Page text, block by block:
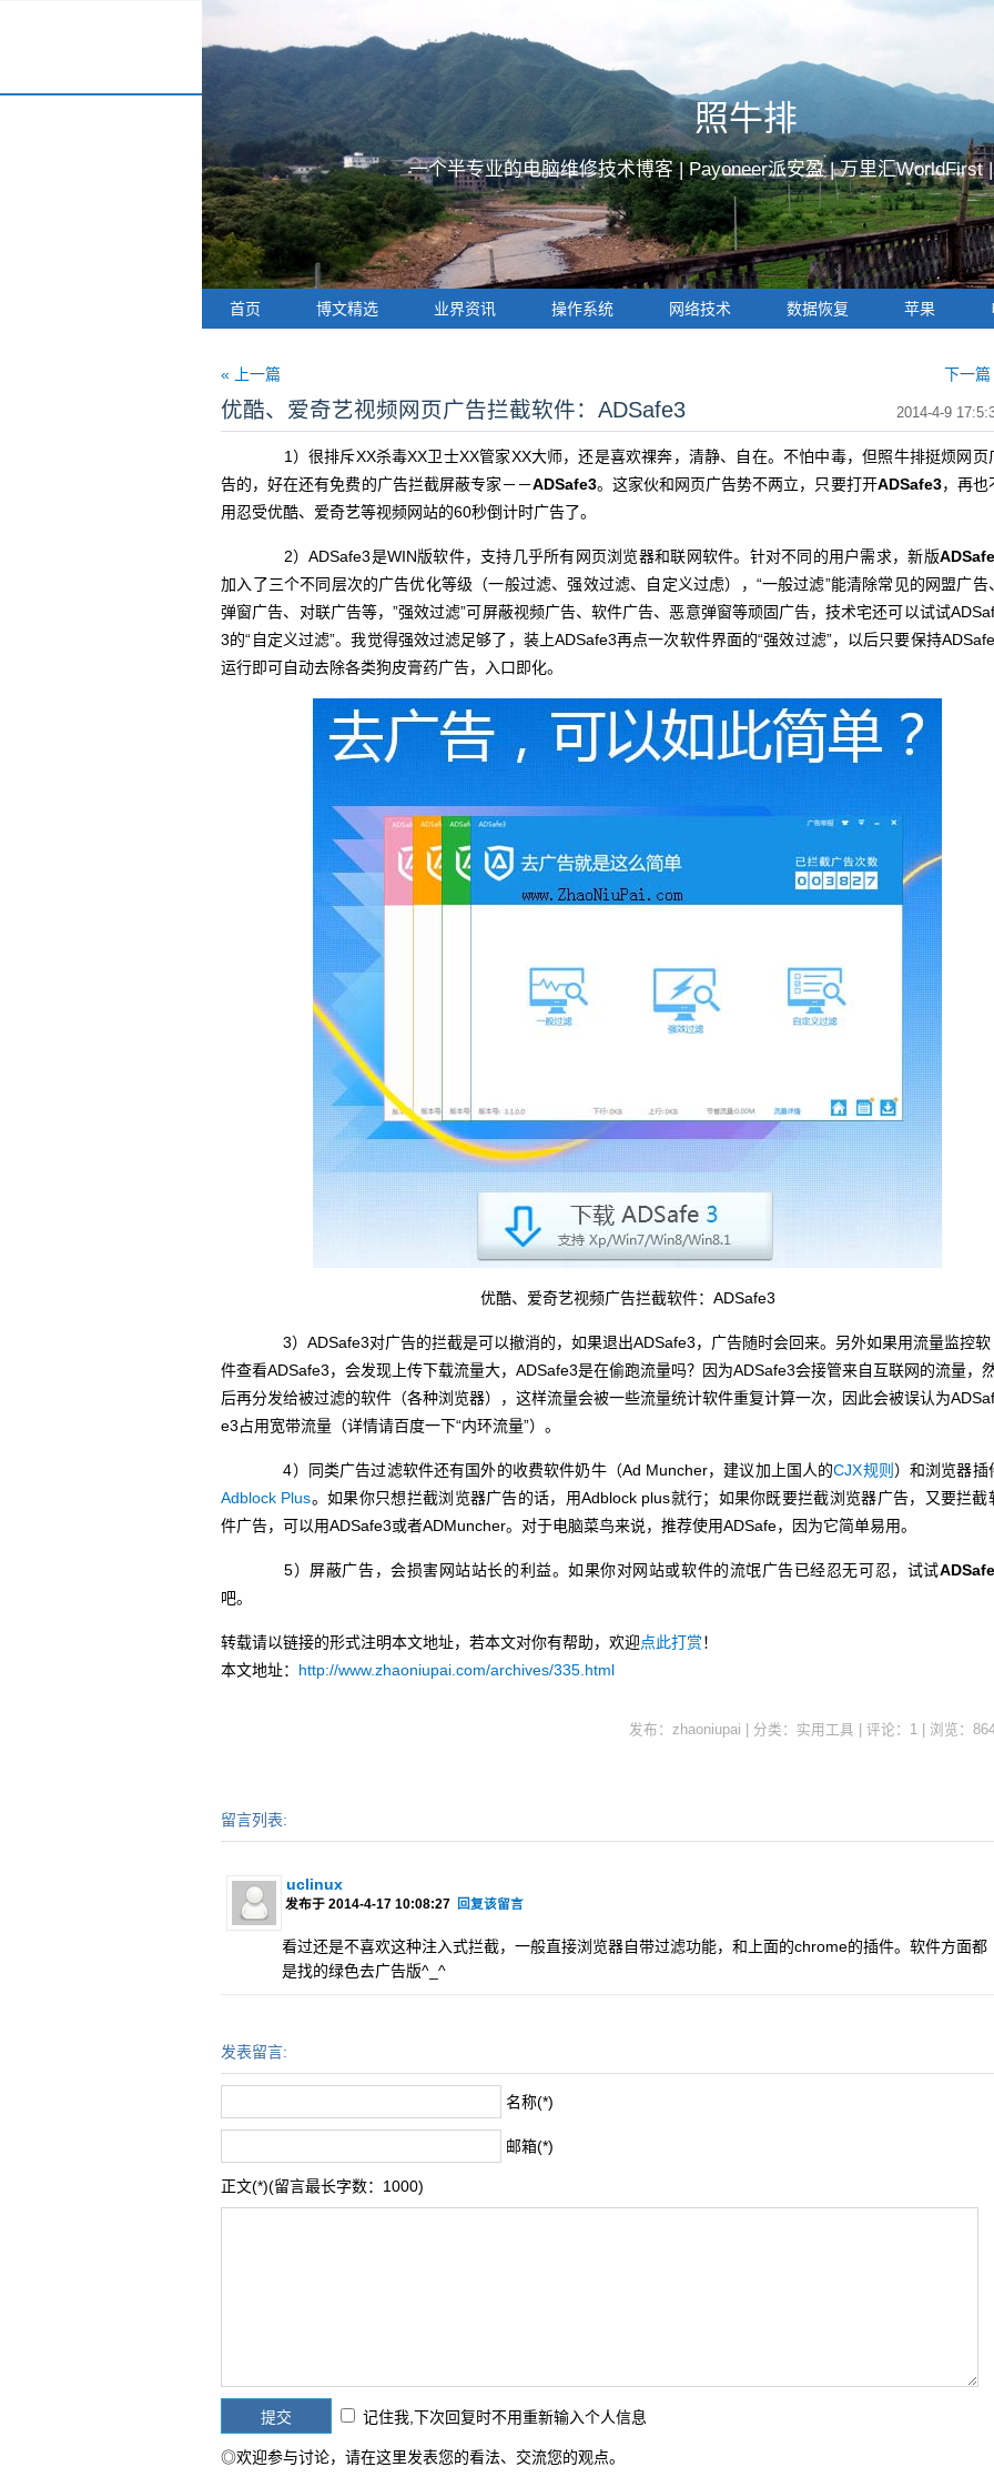
照牛排
一个半专业的电脑维修技术博客 |Payoneer派安盈|万里汇WorldFirst
首页 博文精选 业界资讯 操作系统 网络技术 数据恢复 苹果
« 上一篇 下一篇
2014-4-9
优酷、爱奇艺视频网页广告拦截软件：ADSafe3
1）很排斥XX杀毒XX卫士XX管家XX大师，还是喜欢祼奔，清静、自在。不怕中毒，但照牛排挺烦网页
告的，好在还有免费的广告拦截屏蔽专家－－ADSafe3。这家伙和网页广告势不两立，只要打开ADSafe3，再也
用忍受优酷、爱奇艺等视频网站的60秒倒计时广告了。
2）ADSafe3是WIN版软件，支持几乎所有网页浏览器和联网软件。针对不同的用户需求，新版
加入了三个不同层次的广告优化等级（一般过滤、强效过滤、自定义过虑），“一般过滤”能清除常见的网盟广告、
弹窗广告、对联广告等，”强效过滤”可屏蔽视频广告、软件广告、恶意弹窗等顽固广告，技术宅还可以试试
3的“自定义过滤”。我觉得强效过滤足够了，装上ADSafe3再点一次软件界面的“强效过滤”，以后只要保持
运行即可自动去除各类狗皮膏药广告，入口即化。
优酷、爱奇艺视频广告拦截软件：ADSafe3
3）ADSafe3对广告的拦截是可以撤消的，如果退出ADSafe3，广告随时会回来。另外如果用流量监控软
件查看ADSafe3，会发现上传下载流量大，ADSafe3是在偷跑流量吗？因为ADSafe3会接管来自互联网的流量，
后再分发给被过滤的软件（各种浏览器），这样流量会被一些流量统计软件重复计算一次，因此会被误认为ADSaf
e3占用宽带流量（详情请百度一下“内环流量”）。
4）同类广告过滤软件还有国外的收费软件奶牛（Ad Muncher，建议加上国人的CJX规则 ）和浏览器插
Adblock Plus。如果你只想拦截浏览器广告的话，用Adblock plus就行；如果你既要拦截浏览器广告，又要拦截
件广告，可以用ADSafe3或者ADMuncher。对于电脑菜鸟来说，推荐使用ADSafe，因为它简单易用。
5）屏蔽广告，会损害网站站长的利益。如果你对网站或软件的流氓广告已经忍无可忍，试试
吧。
转载请以链接的形式注明本文地址，若本文对你有帮助，欢迎点此打赏！
本文地址： http://www.zhaoniupai.com/archives/335.html
发布：zhaoniupai | 分类：实用工具 | 评论：1 | 浏览：
留言列表:
uclinux
发布于 2014-4-17 10:08:27 回复该留言
看过还是不喜欢这种注入式拦截，一般直接浏览器自带过滤功能，和上面的chrome的插件。软件方面都
是找的绿色去广告版^_^
发表留言:
名称(*)
邮箱(*)
正文(*)(留言最长字数：1000)
记住我,下次回复时不用重新输入个人信息
◎欢迎参与讨论，请在这里发表您的看法、交流您的观点。